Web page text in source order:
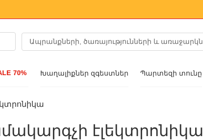
70% Խաղալիքներ զգեստներ Պարտեզի տունը
նորաձևությունը
էլեկտրոնիկա